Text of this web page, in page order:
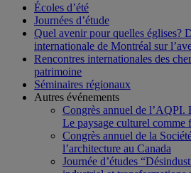
Écoles d’été
Journées d’étude
Quel avenir pour quelles églises?
internationale de Montréal sur
Rencontres internationales des
patrimoine
Séminaires régionaux
Autres événements
Congrès annuel de l’AQPI.
Le paysage culturel comme
Congrès annuel de la
l’architecture au Canada
Journée d’études